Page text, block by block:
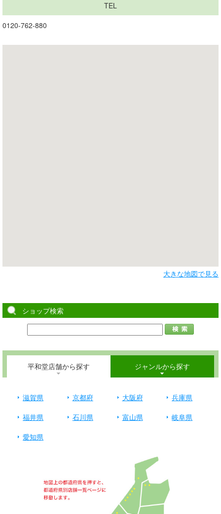
TEL
0120-762-880
大きな地図で見る
ショップ検索
平和堂店舗から探す ジャンルから探す
滋賀県 京都府 大阪府
兵庫県
福井県
石川県 富山県
岐阜県
愛知県